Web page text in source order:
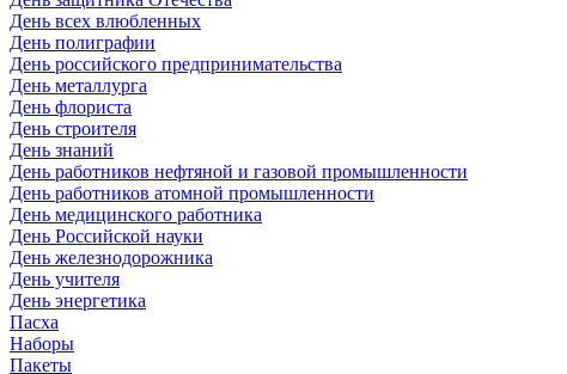
День всех влюбленных
День полиграфии
День российского предпринимательства
День металлурга
День флориста
День строителя
День знаний
День работников нефтяной и газовой промышленности
День работников атомной промышленности
День медицинского работника
День Российской науки
День железнодорожника
День учителя
День энергетика
Пасха
Наборы
Пакеты